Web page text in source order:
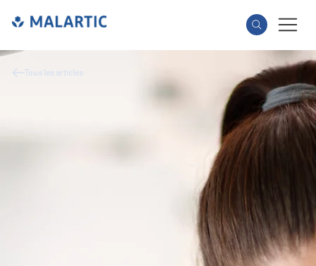
Tous les articles